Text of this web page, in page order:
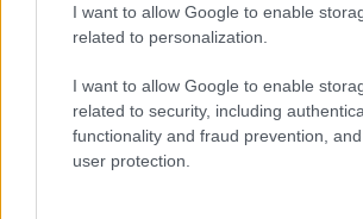
I want to allow Google to enable
related to personalization.
I want to allow Google to enable
related to security, including
functionality and fraud prevention,
user protection.